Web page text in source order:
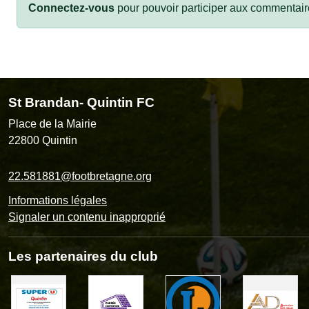
Connectez-vous pour pouvoir participer aux
St Brandan- Quintin FC
Place de la Mairie
22800 Quintin
22.581881@footbretagne.org
Informations légales
Signaler un contenu inapproprié
Les partenaires du club